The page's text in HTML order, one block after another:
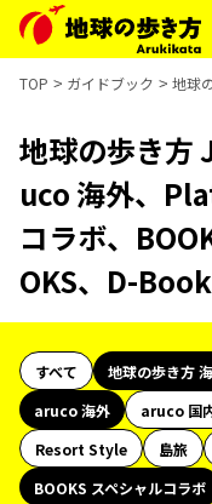
TOP ガイドブック 地球
地球の歩き方
uco 海外、
コラボ、
OKS、D-
すべて 地球の歩き方
aruco 海外
aruco 国
Resort Style
島旅
BOOKS スペシャルコラボ